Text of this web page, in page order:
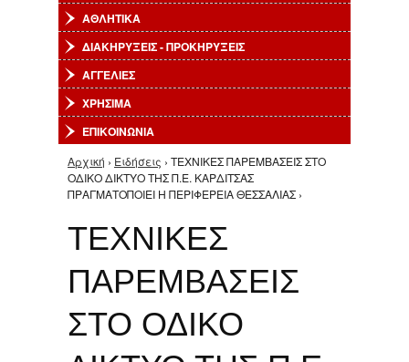
ΑΘΛΗΤΙΚΑ
ΔΙΑΚΗΡΥΞΕΙΣ - ΠΡΟΚΗΡΥΞΕΙΣ
ΑΓΓΕΛΙΕΣ
ΧΡΗΣΙΜΑ
ΕΠΙΚΟΙΝΩΝΙΑ
Είστε εδώ
Αρχική › Ειδήσεις › ΤΕΧΝΙΚΕΣ ΠΑΡΕΜΒΑΣΕΙΣ ΣΤΟ
ΟΔΙΚΟ ΔΙΚΤΥΟ ΤΗΣ Π.Ε. ΚΑΡΔΙΤΣΑΣ
ΠΡΑΓΜΑΤΟΠΟΙΕΙ Η ΠΕΡΙΦΕΡΕΙΑ ΘΕΣΣΑΛΙΑΣ ›
ΤΕΧΝΙΚΕΣ
ΠΑΡΕΜΒΑΣΕΙΣ
ΣΤΟ ΟΔΙΚΟ